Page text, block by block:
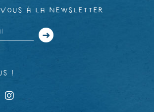
à la newsletter
!